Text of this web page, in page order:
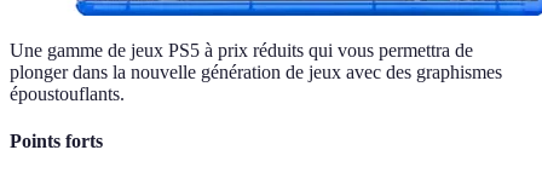
Une gamme de jeux PS5 à prix réduits qui vous permettra de
plonger dans la nouvelle génération de jeux avec des graphismes
époustouflants.
Points forts